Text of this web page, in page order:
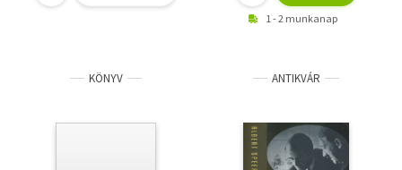
1 - 2 munkanap
KÖNYV ANTIKVÁR